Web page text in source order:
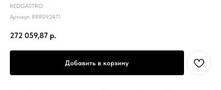
REDGASTRO
Артикул: ЯЯЯ092471
272 059,87 р.
Добавить в корзину